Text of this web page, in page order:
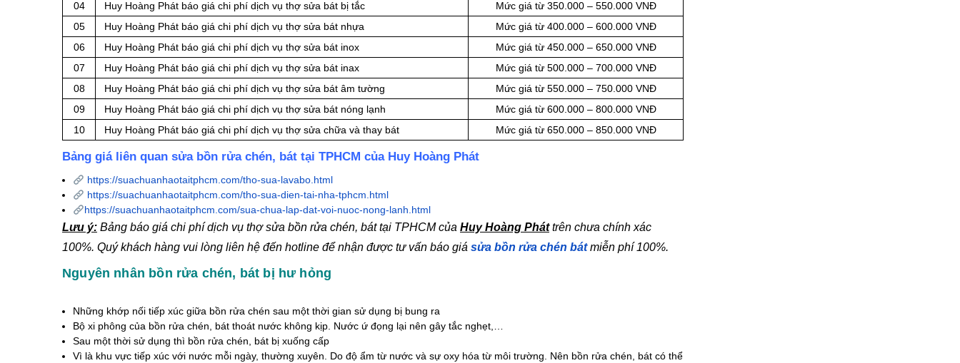
04
Huy Hoàng Phát báo giá chi phí dịch vụ thợ sửa bát bị tắc
Mức giá từ 350.000 – 550.000 VNĐ
05
Huy Hoàng Phát báo giá chi phí dịch vụ thợ sửa bát nhựa
Mức giá từ 400.000 – 600.000 VNĐ
06
Huy Hoàng Phát báo giá chi phí dịch vụ thợ sửa bát inox
Mức giá từ 450.000 – 650.000 VNĐ
07
Huy Hoàng Phát báo giá chi phí dịch vụ thợ sửa bát inax
Mức giá từ 500.000 – 700.000 VNĐ
08
Huy Hoàng Phát báo giá chi phí dịch vụ thợ sửa bát âm tường
Mức giá từ 550.000 – 750.000 VNĐ
09
Huy Hoàng Phát báo giá chi phí dịch vụ thợ sửa bát nóng lạnh
Mức giá từ 600.000 – 800.000 VNĐ
10
Huy Hoàng Phát báo giá chi phí dịch vụ thợ sửa chữa và thay bát Mức giá từ 650.000 – 850.000 VNĐ
Bảng giá liên quan sửa bồn rửa chén, bát tại TPHCM của Huy Hoàng Phát
https://suachuanhaotaitphcm.com/tho-sua-lavabo.html
https://suachuanhaotaitphcm.com/tho-sua-dien-tai-nha-tphcm.html
https://suachuanhaotaitphcm.com/sua-chua-lap-dat-voi-nuoc-nong-lanh.html
Lưu ý: Bảng báo giá chi phí dịch vụ thợ sửa bồn rửa chén, bát tại TPHCM của Huy Hoàng Pháttrên chưa chính xác
100%. Quý khách hàng vui lòng liên hệ đến hotline để nhận được tư vấn báo giá sửa bồn rửa chén bátmiễn phí 100%.
Nguyên nhân bồn rửa chén, bát bị hư hỏng
Những khớp nối tiếp xúc giữa bồn rửa chén sau một thời gian sử dụng bị bung ra
Bộ xi phông của bồn rửa chén, bát thoát nước không kịp. Nước ứ đọng lại nên gây tắc nghẹt,…
Sau một thời sử dụng thì bồn rửa chén, bát bị xuống cấp
Vì là khu vực tiếp xúc với nước mỗi ngày, thường xuyên. Do độ ẩm từ nước và sự oxy hóa từ môi trường. Nên bồn rửa chén, bát có thể